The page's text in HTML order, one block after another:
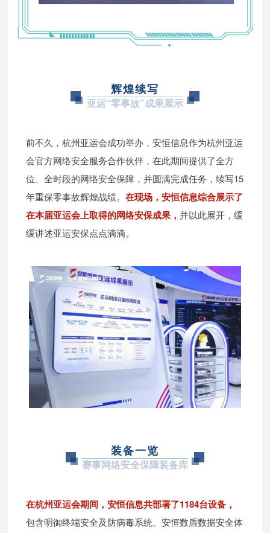
辉煌续写
亚运“零事故”成果展示
前不久，杭州亚运会成功举办，安恒信息作为杭州亚运
会官方网络安全服务合作伙伴，在此期间提供了全方
位、全时段的网络安全保障，并圆满完成任务，续写15
年重保零事故辉煌战绩。在现场，安恒信息综合展示了
在本届亚运会上取得的网络安保成果，并以此展开，缓
缓讲述亚运安保点点滴滴。
装备一览
赛事网络安全保障装备库
在杭州亚运会期间，安恒信息共部署了1184台设备，
包含明御终端安全及防病毒系统、安恒数盾数据安全体